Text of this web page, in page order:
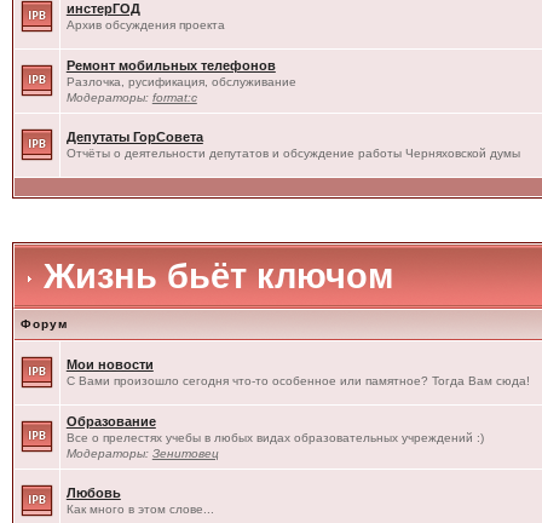
инстерГОД
Архив обсуждения проекта
Ремонт мобильных телефонов
Разлочка, русификация, обслуживание
Модераторы: format:c
Депутаты ГорСовета
Отчёты о деятельности депутатов и обсуждение работы Черняховской думы
Жизнь бьёт ключом
Форум
Мои новости
С Вами произошло сегодня что-то особенное или памятное? Тогда Вам сюда!
Образование
Все о прелестях учебы в любых видах образовательных учреждений :)
Модераторы: Зенитовец
Любовь
Как много в этом слове...